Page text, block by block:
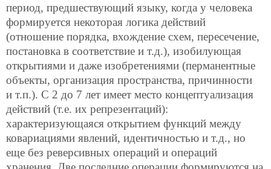
период, предшествующий языку, когда у человека
формируется некоторая логика действий
(отношение порядка, вхождение схем, пересечение,
постановка в соответствие и т.д.), изобилующая
открытиями и даже изобретениями (перманентные
объекты, организация пространства, причинности
и т.п.). С 2 до 7 лет имеет место концептуализация
действий (т.е. их репрезентаций):
характеризующаяся открытием функций между
ковариациями явлений, идентичностью и т.д., но
еще без реверсивных операций и операций